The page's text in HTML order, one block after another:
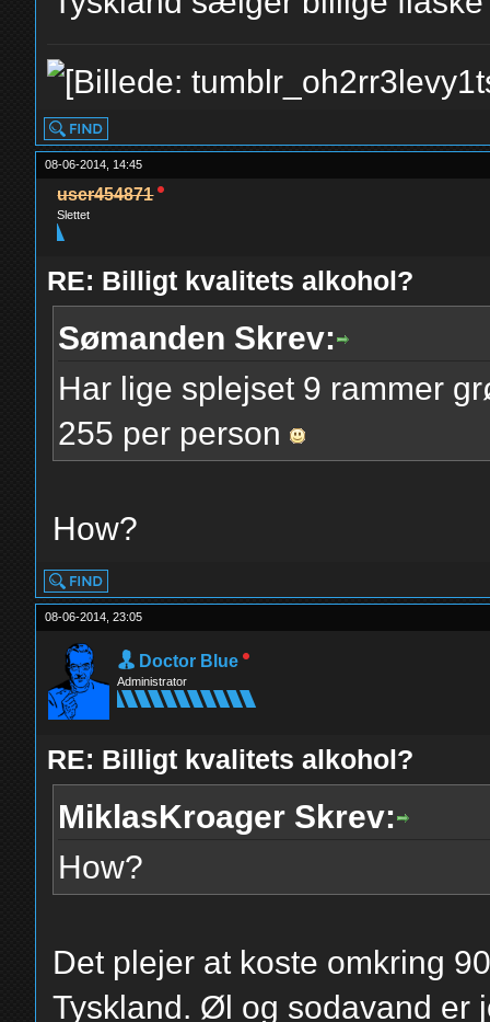
08-06-2014, 14:45
user454871
Slettet
RE: Billigt kvalitets alkohol?
Sømanden Skrev:
Har lige splejset 9 rammer
255 per person
How?
08-06-2014, 23:05
Doctor Blue
Administrator
RE: Billigt kvalitets alkohol?
MiklasKroager Skrev:
How?
Det plejer at koste omkring
Tyskland. Øl og sodavand